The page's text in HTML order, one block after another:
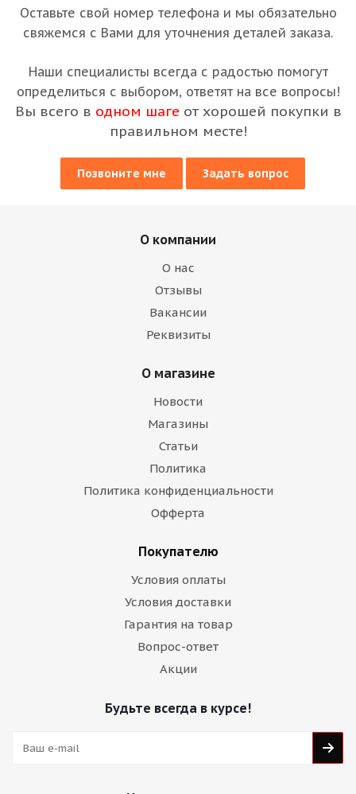
Оставьте свой номер телефона и мы обязательно
свяжемся с Вами для уточнения деталей заказа.
Наши специалисты всегда с радостью помогут
определиться с выбором, ответят на все вопросы!
Вы всего в одном шаге от хорошей покупки в
правильном месте!
Позвоните мне Задать вопрос
О компании
О нас
Отзывы
Вакансии
Реквизиты
О магазине
Новости
Магазины
Статьи
Политика
Политика конфиденциальности
Офферта
Покупателю
Условия оплаты
Условия доставки
Гарантия на товар
Вопрос-ответ
Акции
Будьте всегда в курсе!